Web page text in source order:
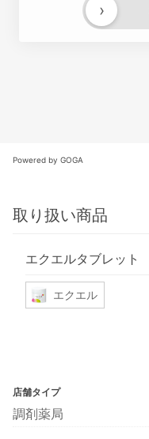
›
Powered by GOGA
取り扱い商品
エクエルタブレット
エクエル
店舗タイプ
調剤薬局